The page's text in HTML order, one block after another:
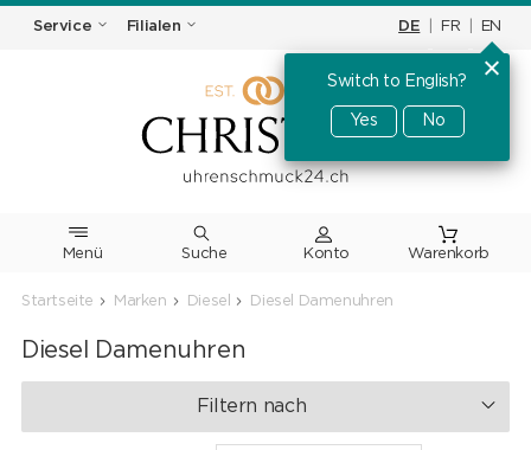
Service Filialen DE FR EN
Switch to English?
Yes No
Menü Suche Warenkorb
Startseite Marken Diesel Diesel Damenuhren
Diesel Damenuhren
Filtern nach